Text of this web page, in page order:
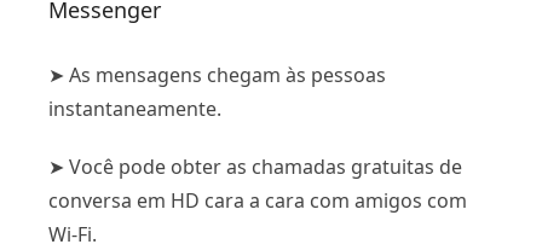
Messenger
➤ As mensagens chegam às pessoas
instantaneamente.
➤ Você pode obter as chamadas gratuitas de
conversa em HD cara a cara com amigos com
Wi-Fi.